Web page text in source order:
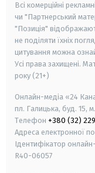
Всі комерційні
чи "Партнерський
"Позиція"
не поділяти їхніх
цитування можна
Усі права захищені.
року (21+)
Онлайн-медіа «24
пл. Галицька, буд. 15,
Телефон +380 (32)
Адреса електронної
Ідентифікатор
R40-06057